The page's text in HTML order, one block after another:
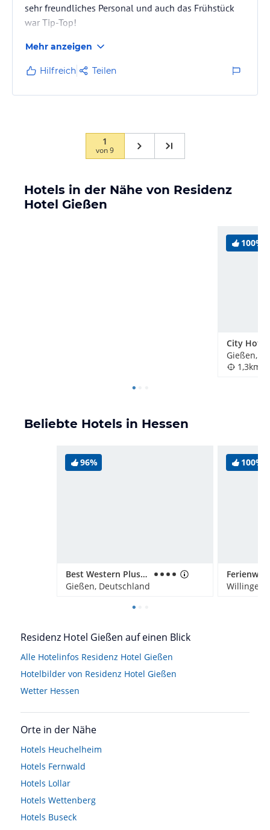
sehr freundliches Personal und auch das Frühstück
war Tip-Top!
Mehr anzeigen
Hilfreich Teilen
1
von9
Hotels in der Nähe von Residenz
Hotel Gießen
100%
City Hotel
Gießen,
1,3km
Beliebte Hotels in Hessen
96%
Best Western Plus Hotel Steinsgarten
Gießen, Deutschland
100%
Willingen,
Residenz Hotel Gießen auf einen Blick
Alle Hotelinfos Residenz Hotel Gießen
Hotelbilder von Residenz Hotel Gießen
Wetter Hessen
Orte in der Nähe
Hotels Heuchelheim
Hotels Fernwald
Hotels Lollar
Hotels Wettenberg
Hotels Buseck